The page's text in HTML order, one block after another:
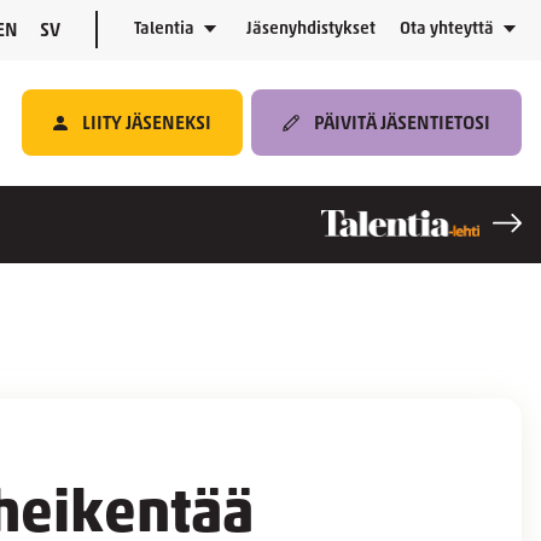
SV Talentia Jäsenyhdistykset Ota yhteyttä
LIITY JÄSENEKSI PÄIVITÄ JÄSENTIETOSI